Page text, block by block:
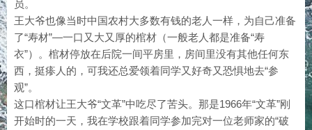
员。
王大爷也像当时中国农村大多数有钱的老人一样，为自己准备
了“寿材”—一口又大又厚的棺材（一般老人都是准备“寿
衣”）。棺材停放在后院一间平房里，房间里没有其他任何东
西，挺瘆人的，可我还总爱领着同学又好奇又恐惧地去“参
观”。
这口棺材让王大爷“文革”中吃尽了苦头。那是1966年“文革”刚
开始时的一天，我在学校跟着同学参加完对一位老师家的“破